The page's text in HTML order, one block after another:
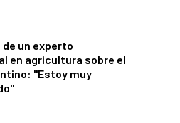
un experto
en agricultura sobre el
"Estoy muy